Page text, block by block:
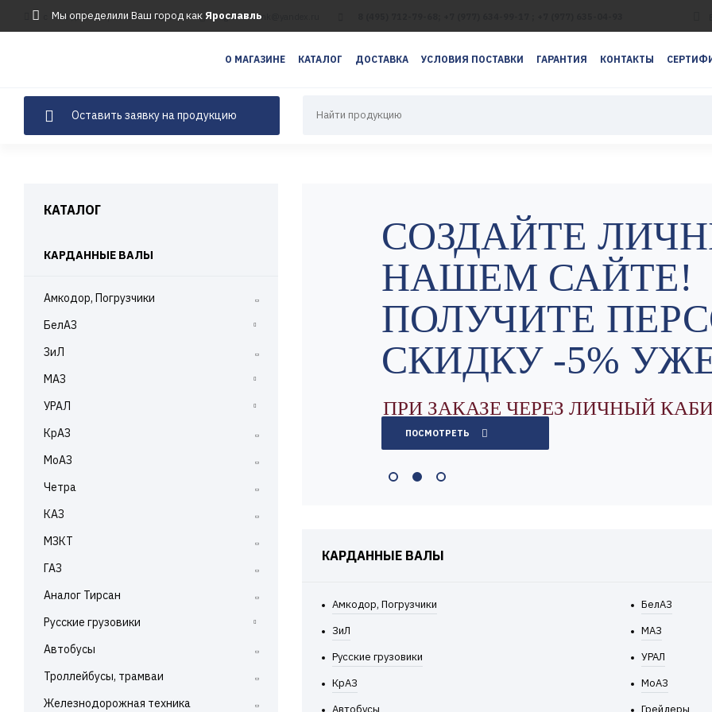
Мы определили Ваш город как Ярославль
c 9:00 до 17:00, СБ-ВС выходной agrotradelink@yandex.ru
О МАГАЗИНЕ КАТАЛОГ ДОСТАВКА УСЛОВИЯ ПОСТАВКИ ГАРАНТИЯ КОНТАКТЫ
Оставить заявку на продукцию
СОЗДАЙТЕ
НАШЕМ САЙТЕ!
ПОЛУЧИТЕ
СКИДКУ -5%
ПРИ ЗАКАЗЕ ЧЕРЕЗ ЛИЧНЫЙ
ПОСМОТРЕТЬ
КАРДАННЫЕ
ОБРАЗЦА
41735-4201010-11
В ЛЮБОМ КОЛИЧЕСТВЕ ПО
КАТАЛОГ
КАРДАННЫЕ ВАЛЫ
Амкодор, Погрузчики
БелАЗ
БелАЗ 7522
ЗиЛ
МАЗ
МАЗ 531
МАЗ 5337
МАЗ 5432
МАЗ 5440
МАЗ 6303
МАЗ 6312
УРАЛ
УРАЛ 375
УРАЛ 5557
КрАЗ
МоАЗ
Четра
КАЗ
МЗКТ
ГАЗ
Аналог Тирсан
Русские грузовики
Самосвалы 5320
Самосвалы 53212
Самосвалы 4308
Автобусы
Троллейбусы, трамваи
Железнодорожная техника
КАРДАННЫЕ ВАЛЫ
Амкодор, Погрузчики
БелАЗ
ЗиЛ
МАЗ
Русские грузовики
УРАЛ
КрАЗ
МоАЗ
Автобусы
Грейдеры